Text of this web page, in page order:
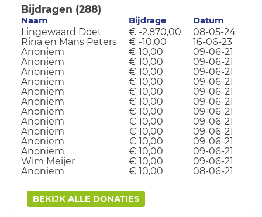
Bijdragen (288)
Naam Bijdrage Datum
Lingewaard Doet € -2.870,00
08-05-24
Rina en Mans Peters
€ -10,00
16-06-23
Anoniem
€ 10,00
09-06-21
Anoniem
€ 10,00
09-06-21
Anoniem
€ 10,00
09-06-21
Anoniem
€ 10,00
09-06-21
Anoniem
€ 10,00
09-06-21
Anoniem
€ 10,00
09-06-21
Anoniem
€ 10,00
09-06-21
Anoniem
€ 10,00
09-06-21
Anoniem
€ 10,00
09-06-21
Anoniem
€ 10,00
09-06-21
Anoniem
€ 10,00
09-06-21
Wim Meijer
€ 10,00
09-06-21
Anoniem
€ 10,00 08-06-21
BEKIJK ALLE DONATIES